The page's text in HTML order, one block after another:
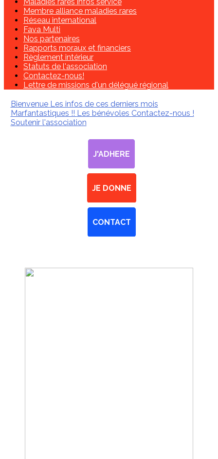
Membre alliance maladies rares
Réseau international
Fava Multi
Nos partenaires
Rapports moraux et financiers
Règlement intérieur
Statuts de l'association
Contactez-nous!
Lettre de missions d'un délégué régional
Bienvenue Les infos de ces derniers mois
Marfantastiques !! Les bénévoles Contactez-nous !
Soutenir l'association
J'ADHERE
JE DONNE
CONTACT